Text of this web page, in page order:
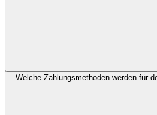
Welche Zahlungsmethoden werden für